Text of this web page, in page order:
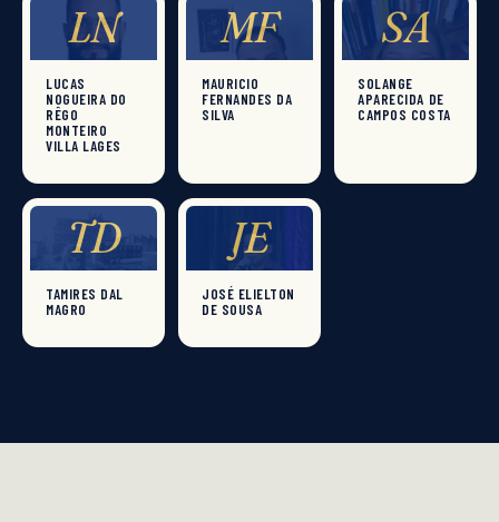
LN
LUCAS
NOGUEIRA DO
RÊGO
MONTEIRO
VILLA LAGES
MF
MAURICIO
FERNANDES DA
SILVA
SA
SOLANGE
APARECIDA DE
CAMPOS COSTA
TD
TAMIRES DAL
MAGRO
JE
JOSÉ ELIELTON
DE SOUSA